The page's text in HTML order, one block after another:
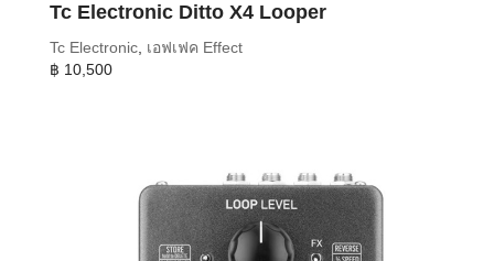
Tc Electronic Ditto X4 Looper
Tc Electronic, เอฟเฟค Effect
฿ 10,500